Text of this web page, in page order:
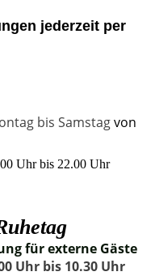
per
von
Uhr bis 22.00 Uhr
für externe Gäste
Uhr bis 10.30 Uhr